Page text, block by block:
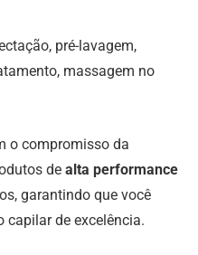
pré-lavagem,
massagem no
o compromisso da
de alta performance
garantindo que você
de excelência.